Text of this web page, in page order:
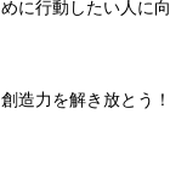
か？【part1】